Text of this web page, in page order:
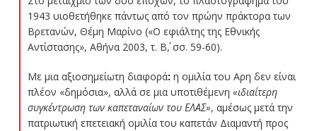
1943 υιοθετήθηκε πάντως από τον πρώην πράκτορα των
Βρετανών, Θέμη Μαρίνο («Ο εφιάλτης της Εθνικής
Αντίστασης», Αθήνα 2003, τ. Β΄, σσ. 59-60).
Με μια αξιοσημείωτη διαφορά: η ομιλία του Αρη δεν είναι
πλέον «δημόσια», αλλά σε μια υποτιθέμενη «ιδιαίτερη
συγκέντρωση των καπεταναίων του ΕΛΑΣ», αμέσως μετά την
πατριωτική επετειακή ομιλία του καπετάν Διαμαντή προς